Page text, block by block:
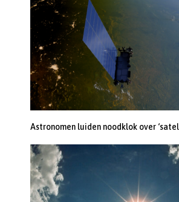
Astronomen luiden noodklok over